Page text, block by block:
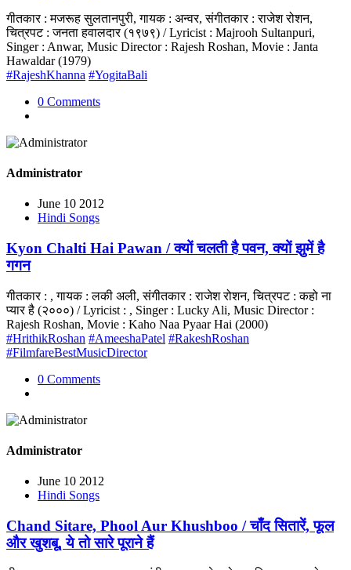
गीतकार : मजरूह सुलतानपुरी, गायक : अन्वर, संगीतकार : राजेश रोशन,
चित्रपट : जनता हवालदार (१९७९) / Lyricist : Majrooh Sultanpuri,
Singer : Anwar, Music Director : Rajesh Roshan, Movie : Janta
Hawaldar (1979)
#RajeshKhanna #YogitaBali
0 Comments
Administrator
June 10 2012
Hindi Songs
Kyon Chalti Hai Pawan / क्यों चलती है पवन, क्यों झुमें है
गगन
गीतकार : , गायक : लकी अली, संगीतकार : राजेश रोशन, चित्रपट : कहो ना
प्यार है (२०००) / Lyricist : , Singer : Lucky Ali, Music Director :
Rajesh Roshan, Movie : Kaho Naa Pyaar Hai (2000)
#HrithikRoshan #AmeeshaPatel #RakeshRoshan
#FilmfareBestMusicDirector
0 Comments
Administrator
June 10 2012
Hindi Songs
Chand Sitare, Phool Aur Khushboo / चाँद सितारें, फूल
और खुशबू, ये तो सारे पूराने हैं